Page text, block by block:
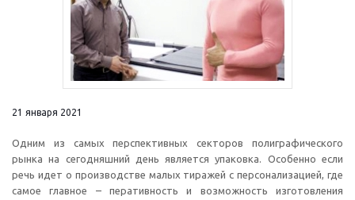
21 января 2021
Одним из самых перспективных секторов полиграфического
рынка на сегодняшний день является упаковка. Особенно если
речь идет о производстве малых тиражей с персонализацией, где
самое главное – перативность и возможность изготовления